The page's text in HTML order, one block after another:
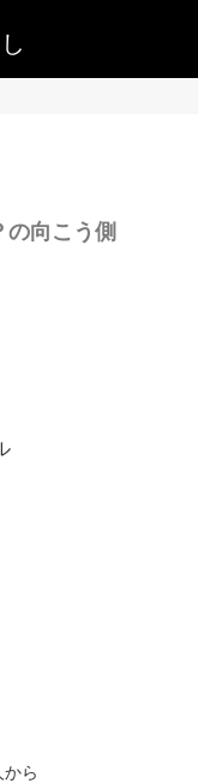
の向こう側
ら